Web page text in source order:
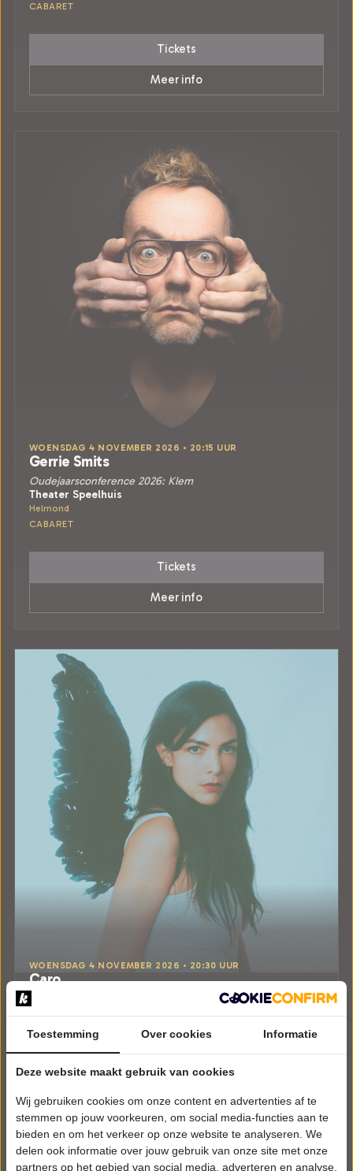
CABARET
Tickets
Meer info
WOENSDAG 4 NOVEMBER 2026 • 20:15 UUR
Gerrie Smits
Oudejaarsconference 2026: Klem
Theater Speelhuis
Helmond
CABARET
Tickets
Meer info
WOENSDAG 4 NOVEMBER 2026 • 20:30 UUR
Caro
POPULAIRE MUZIEK
Meer info
Toestemming Over cookies Informatie
Deze website maakt gebruik van cookies
Wij gebruiken cookies om onze content en advertenties af te
stemmen op jouw voorkeuren, om social media-functies aan te
bieden en om het verkeer op onze website te analyseren. We
delen ook informatie over jouw gebruik van onze site met onze
partners op het gebied van social media, adverteren en analyse.